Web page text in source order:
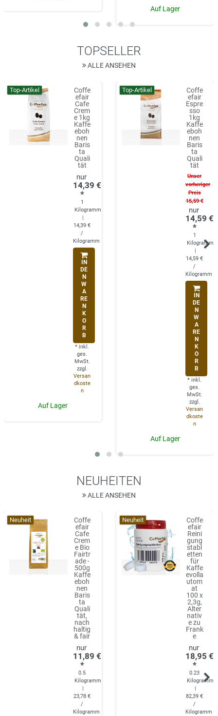
Auf Lager
TOPSELLER
ALLE ANSEHEN
Top-Artikel
Coffe
efair
Cafe
Crem
e 1kg
Kaffe
eboh
nen
Baris
ta
Quali
tät
14,39 €
*
1
Kilogramm
14,39 €
/
Kilogramm
IN
DE
N
W
A
RE
N
K
O
R
B
* inkl.
ges.
MwSt.
zzgl.
Versan
dkoste
n
Auf Lager
Top-Artikel
Coffe
efair
Espre
sso
1kg
Kaffe
eboh
nen
Baris
ta
Quali
tät
Unser
vorheriger
Preis
15,59 €
14,59 €
*
1
Kilogramm
14,59 €
/
Kilogramm
IN
DE
N
W
A
RE
N
K
O
R
B
* inkl.
ges.
MwSt.
zzgl.
Versan
dkoste
n
Auf Lager
NEUHEITEN
ALLE ANSEHEN
Neuheit
Coffe
efair
Cafe
Crem
e Bio
Fairtr
ade -
500g
Kaffe
eboh
nen
Baris
ta
Quali
tät,
nach
haltig
& fair
11,89 €
*
0.5
Kilogramm
23,78 €
/
Kilogramm
Neuheit
Coffe
efair
Reini
gung
stabl
etten
für
Kaffe
evolla
utom
at
100 x
2,3g,
Alter
nativ
e zu
Frank
e
18,95 €
*
0.23
Kilogramm
82,39 €
/
Kilogramm